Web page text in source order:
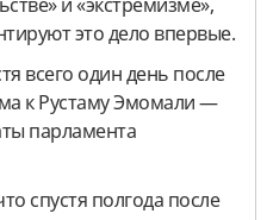
и «экстремизме»,
это дело впервые.
всего один день после
к Рустаму Эмомали —
парламента
спустя полгода после